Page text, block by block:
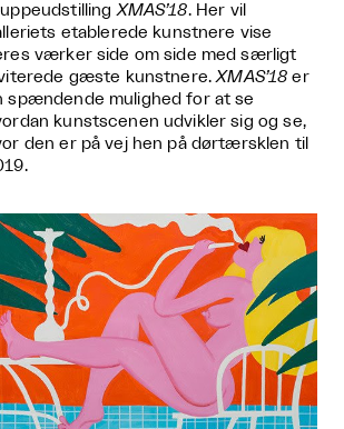
XMAS’18. Her vil
etablerede kunstnere vise
værker side om side med særligt
gæste kunstnere.XMAS’18 er
spændende mulighed for at se
kunstscenen udvikler sig og se,
den er på vej hen på dørtærsklen til